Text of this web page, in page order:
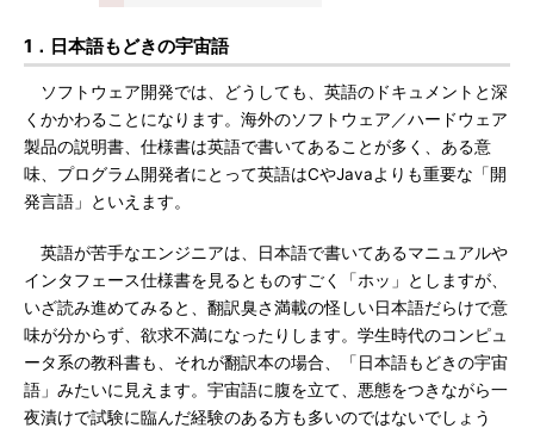
1．日本語もどきの宇宙語
ソフトウェア開発では、どうしても、英語のドキュメントと深
くかかわることになります。海外のソフトウェア／ハードウェア
製品の説明書、仕様書は英語で書いてあることが多く、ある意
味、プログラム開発者にとって英語はCやJavaよりも重要な「開
発言語」といえます。
英語が苦手なエンジニアは、日本語で書いてあるマニュアルや
インタフェース仕様書を見るとものすごく「ホッ」としますが、
いざ読み進めてみると、翻訳臭さ満載の怪しい日本語だらけで意
味が分からず、欲求不満になったりします。学生時代のコンピュ
ータ系の教科書も、それが翻訳本の場合、「日本語もどきの宇宙
語」みたいに見えます。宇宙語に腹を立て、悪態をつきながら一
夜漬けで試験に臨んだ経験のある方も多いのではないでしょう